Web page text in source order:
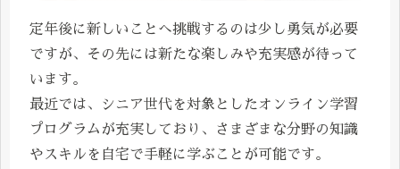
定年後に新しいことへ挑戦するのは少し勇気が必要
ですが、その先には新たな楽しみや充実感が待って
います。
最近では、シニア世代を対象としたオンライン学習
プログラムが充実しており、さまざまな分野の知識
やスキルを自宅で手軽に学ぶことが可能です。